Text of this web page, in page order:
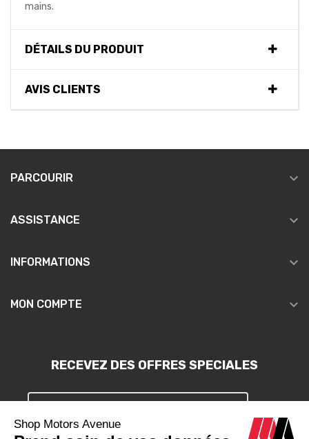
mains.
DÉTAILS DU PRODUIT
AVIS CLIENTS
PARCOURIR 
ASSISTANCE 
INFORMATIONS 
MON COMPTE 
RECEVEZ DES OFFRES SPECIALES